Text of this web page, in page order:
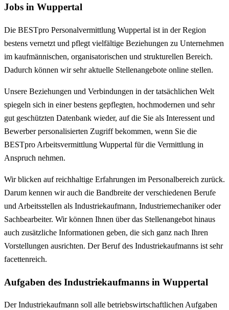
Jobs in Wuppertal
Die BESTpro Personalvermittlung Wuppertal ist in der Region
bestens vernetzt und pflegt vielfältige Beziehungen zu Unternehmen
im kaufmännischen, organisatorischen und strukturellen Bereich.
Dadurch können wir sehr aktuelle Stellenangebote online stellen.
Unsere Beziehungen und Verbindungen in der tatsächlichen Welt
spiegeln sich in einer bestens gepflegten, hochmodernen und sehr
gut geschützten Datenbank wieder, auf die Sie als Interessent und
Bewerber personalisierten Zugriff bekommen, wenn Sie die
BESTpro Arbeitsvermittlung Wuppertal für die Vermittlung in
Anspruch nehmen.
Wir blicken auf reichhaltige Erfahrungen im Personalbereich zurück.
Darum kennen wir auch die Bandbreite der verschiedenen Berufe
und Arbeitsstellen als Industriekaufmann, Industriemechaniker oder
Sachbearbeiter. Wir können Ihnen über das Stellenangebot hinaus
auch zusätzliche Informationen geben, die sich ganz nach Ihren
Vorstellungen ausrichten. Der Beruf des Industriekaufmanns ist sehr
facettenreich.
Aufgaben des Industriekaufmanns in Wuppertal
Der Industriekaufmann soll alle betriebswirtschaftlichen Aufgaben